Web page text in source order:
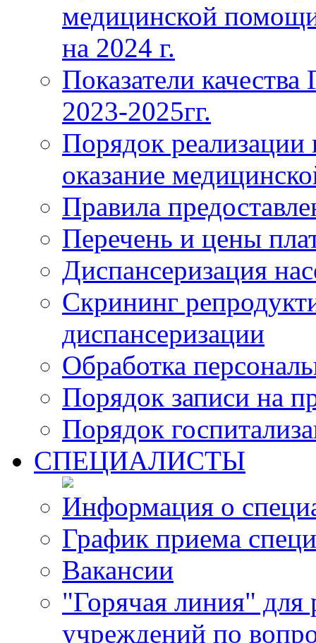
медицинской
на 2024 г.
Показатели
2023-2025гг.
Порядок реализации
оказание
Правила
Перечень и цены
Диспансеризация
Скрининг
диспансеризации
Обработка
Порядок записи на
Порядок
СПЕЦИАЛИСТЫ
Информация о
График приема
Вакансии
"Горячая линия"
учреждений по